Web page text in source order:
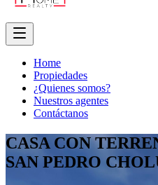
Home
Propiedades
¿Quienes somos?
Nuestros agentes
Contáctanos
CASA CON
SAN PEDRO